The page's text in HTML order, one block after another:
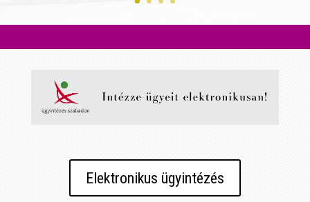
Elektronikus ügyintézés